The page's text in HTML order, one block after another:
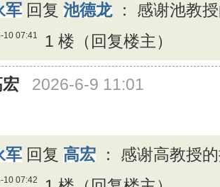
军 回复 池德龙 ： 感谢池教
10 07:41 1 楼（回复楼主）
2026-6-9 11:01
军 回复 高宏 ： 感谢高教授
10 07:42